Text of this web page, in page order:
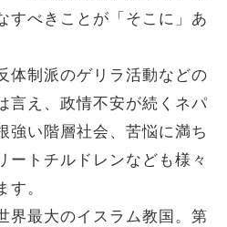
すべきことが「そこに」あ
体制派のゲリラ活動などの
言え、政情不安が続くネパ
強い階層社会、苦悩に満ち
ートチルドレンなども様々
す。
界最大のイスラム教国。第